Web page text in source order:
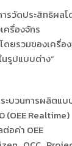
วัดประสิทธิผลโ
ครื่องจักร
ดยรวมของเครื่อ
นรูปแบบต่าง”
ะบวนการผลิตแ
(OEE Realtime)
อค่า OEE